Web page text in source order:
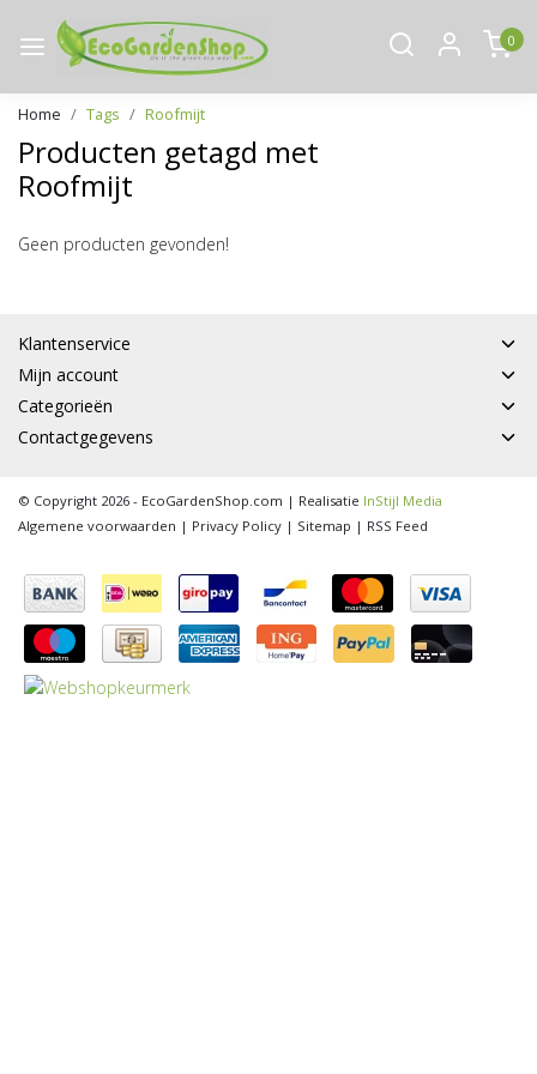
0
Home Tags Roofmijt
Producten getagd met
Roofmijt
Geen producten gevonden!
Klantenservice
Mijn account
Categorieën
Contactgegevens
© Copyright 2026 - EcoGardenShop.com | Realisatie InStijl Media
Algemene voorwaarden | Privacy Policy | Sitemap | RSS Feed